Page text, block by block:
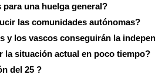
una huelga general?
las comunidades autónomas?
y los vascos conseguirán la
la situación actual en poco tiempo?
del 25 ?